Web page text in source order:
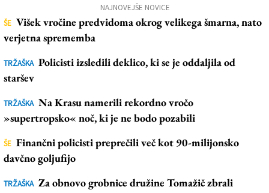
NAJNOVEJŠE NOVICE
ŠE Višek vročine predvidoma okrog velikega šmarna, nato
verjetna sprememba
TRŽAŠKA Policisti izsledili deklico, ki se je oddaljila od
staršev
TRŽAŠKA Na Krasu namerili rekordno vročo
»supertropsko« noč, ki je ne bodo pozabili
ŠE Finančni policisti preprečili več kot 90-milijonsko
davčno goljufijo
TRŽAŠKA Za obnovo grobnice družine Tomažič zbrali